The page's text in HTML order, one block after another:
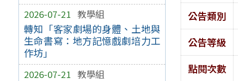
2026-07-21 教學組
轉知「客家劇場的身體、土地與
生命書寫：地方記憶戲劇培力工
作坊」
2026-07-21 教學組
公告類別
公告等級
點閱次數